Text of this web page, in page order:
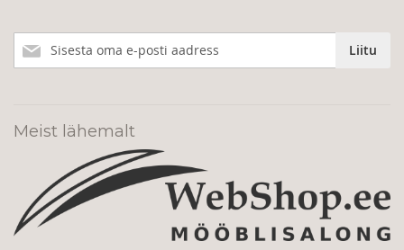
meie
Liitu
Meist lähemalt